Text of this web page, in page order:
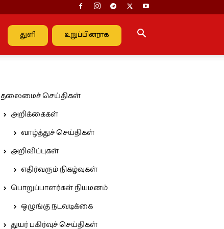
துளி உறுப்பினராக
தலைமைச் செய்திகள்
அறிக்கைகள்
வாழ்த்துச் செய்திகள்
அறிவிப்புகள்
எதிர்வரும் நிகழ்வுகள்
பொறுப்பாளர்கள் நியமனம்
ஒழுங்கு நடவடிக்கை
துயர் பகிர்வுச் செய்திகள்